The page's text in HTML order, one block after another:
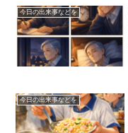
今日の出来事などを
今日の出来事などを